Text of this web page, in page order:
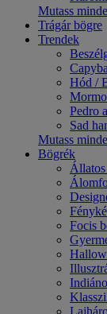
Mutass
Trágár bögre
Trendek
Hód /
Pedro
Sad
Mutass
Bögrék
Focis